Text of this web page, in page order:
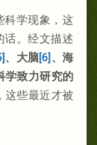
科学现象，这
话。经文描述
、大脑[6] 、海
学致力研究的
这些最近才被